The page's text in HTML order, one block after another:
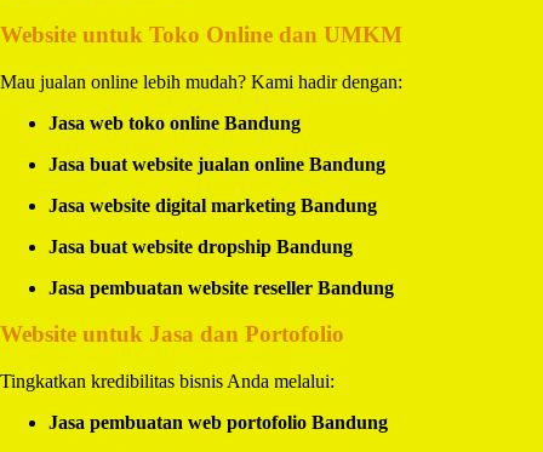
Website untuk Toko Online dan UMKM
Mau jualan online lebih mudah? Kami hadir dengan:
Jasa web toko online Bandung
Jasa buat website jualan online Bandung
Jasa website digital marketing Bandung
Jasa buat website dropship Bandung
Jasa pembuatan website reseller Bandung
Website untuk Jasa dan Portofolio
Tingkatkan kredibilitas bisnis Anda melalui:
Jasa pembuatan web portofolio Bandung